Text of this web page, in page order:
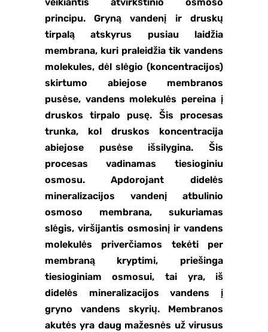
principu. Gryną vandenį ir druskų
tirpalą atskyrus pusiau laidžia
membrana, kuri praleidžia tik vandens
molekules, dėl slėgio (koncentracijos)
skirtumo abiejose membranos
pusėse, vandens molekulės pereina į
druskos tirpalo pusę. Šis procesas
trunka, kol druskos koncentracija
abiejose pusėse išsilygina. Šis
procesas vadinamas tiesioginiu
osmosu. Apdorojant didelės
mineralizacijos vandenį atbulinio
osmoso membrana, sukuriamas
slėgis, viršijantis osmosinį ir vandens
molekulės priverčiamos tekėti per
membraną kryptimi, priešinga
tiesioginiam osmosui, tai yra, iš
didelės mineralizacijos vandens į
gryno vandens skyrių. Membranos
akutės yra daug mažesnės už virusus